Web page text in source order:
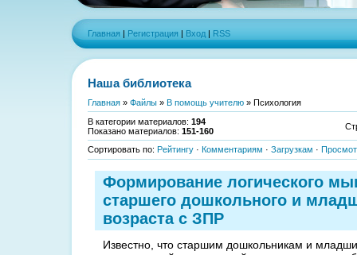
Главная | Регистрация | Вход | RSS
Наша библиотека
Главная » Файлы » В помощь учителю » Психология
В категории материалов: 194
Показано материалов: 151-160
Сортировать по: Рейтингу · Комментариям · Загрузкам ·
Формирование логического
старшего дошкольного и
возраста с ЗПР
Известно, что старшим дошкольникам и